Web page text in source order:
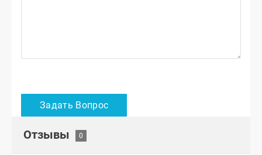
Отзывы